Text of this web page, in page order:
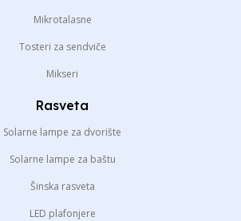
Mikrotalasne
Tosteri za sendviče
Mikseri
Rasveta
Solarne lampe za dvorište
Solarne lampe za baštu
Šinska rasveta
LED plafonjere